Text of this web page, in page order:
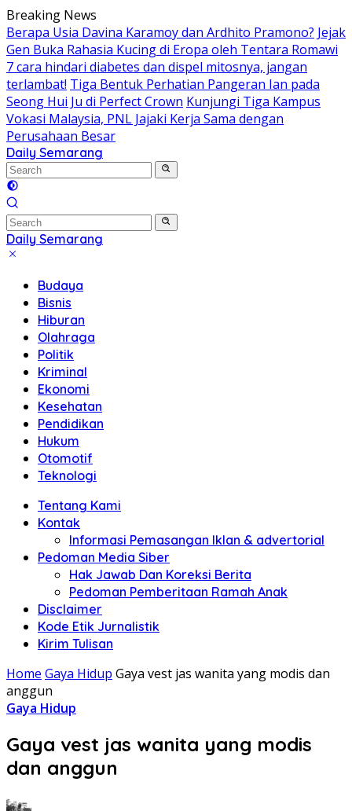
Skip
to
content
Breaking News
Berapa Usia Davina Karamoy dan Ardhito Pramono? Jejak
Gen Buka Rahasia Kucing di Eropa oleh Tentara Romawi
7 cara hindari diabetes dan dispel mitosnya, jangan
terlambat! Tiga Bentuk Perhatian Pangeran Ian pada
Seong Hui Ju di Perfect Crown Kunjungi Tiga Kampus
Vokasi Malaysia, PNL Jajaki Kerja Sama dengan
Perusahaan Besar
Daily Semarang
"Semarang
Hari
Ini:
Informasi
Terkini
untuk
Daily Semarang
"Semarang
Informasi
Terkini
untuk
Anda"
Budaya
Bisnis
Hiburan
Olahraga
Politik
Kriminal
Ekonomi
Kesehatan
Pendidikan
Hukum
Otomotif
Teknologi
Tentang Kami
Kontak
Informasi Pemasangan Iklan & advertorial
Pedoman Media Siber
Hak Jawab Dan Koreksi Berita
Pedoman Pemberitaan Ramah Anak
Disclaimer
Kode Etik Jurnalistik
Kirim Tulisan
Home Gaya Hidup Gaya vest jas wanita yang modis dan
anggun
Gaya Hidup
Gaya vest jas wanita yang modis
dan anggun